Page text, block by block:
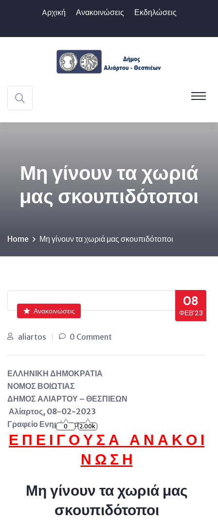
Aρχική Ανακοινώσεις Εκδηλώσεις
Μη γίνουν τα χωριά
μας σκουπιδότοποι
Home Μη γίνουν τα χωριά μας σκουπιδότοποι
08
ΦΕΒ’23
Ανακοινώσεις
aliartos 0 Comment
ΕΛΛΗΝΙΚΗ ΔΗΜΟΚΡΑΤΙΑ
ΝΟΜΟΣ ΒΟΙΩΤΙΑΣ
ΔΗΜΟΣ ΑΛΙΑΡΤΟΥ – ΘΕΣΠΙΕΩΝ
Αλίαρτος, 08-02-2023
Γραφείο Ενημέρωσης
Ε Π Ε Ι Γ Ο Υ Σ Α Α Ν Α Κ Ο Ι
Ν Ω Σ Η
Μη γίνουν τα χωριά μας
σκουπιδότοποι
0 2.00k